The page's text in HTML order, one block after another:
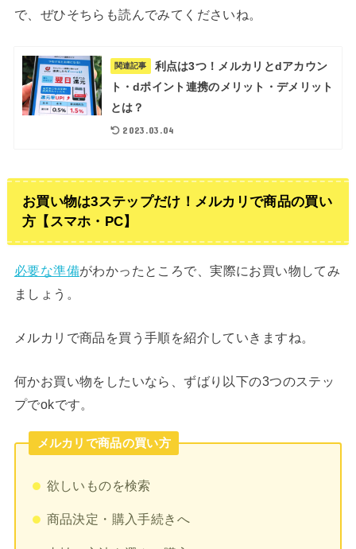
で、ぜひそちらも読んでみてくださいね。
関連記事
利点は3つ！メルカリとdアカウン
ト・dポイント連携のメリット・デメリット
とは？
2023.03.04
お買い物は3ステップだけ！メルカリで商品の買い
方【スマホ・PC】
必要な準備がわかったところで、実際にお買い物してみ
ましょう。
メルカリで商品を買う手順を紹介していきますね。
何かお買い物をしたいなら、ずばり以下の3つのステッ
プでokです。
メルカリで商品の買い方
欲しいものを検索
商品決定・購入手続きへ